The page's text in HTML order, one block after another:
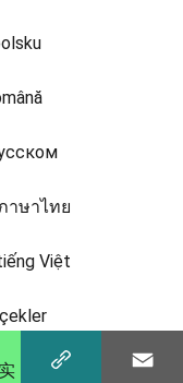
าษาไทย
Việt